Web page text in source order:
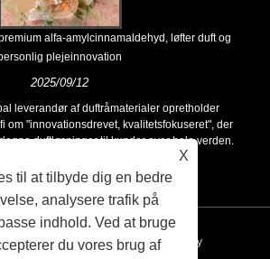
alfa-amylcinnamaldehyd, løfter duft og
plejeinnovation
2025/09/12
leverandør af duftråmaterialer opretholder
om "innovationsdrevet, kvalitetsfokuseret", der
duftløsninger til kunder over hele verden.
RSS XML Privacy Policy
X
til at tilbyde dig en bedre
analysere trafik på
indhold. Ved at bruge
du vores brug af